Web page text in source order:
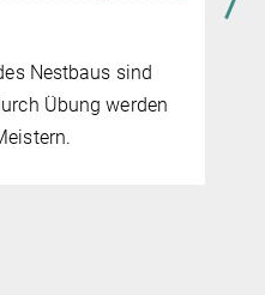
Nestbaus sind
Übung werden